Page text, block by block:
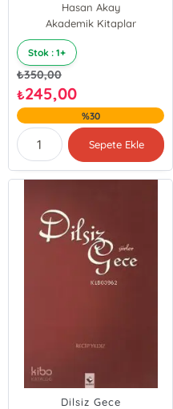
Hasan Akay
Akademik Kitaplar
Stok : 1+
₺350,00
₺245,00
%30
Sepete Ekle
Dilsiz Gece